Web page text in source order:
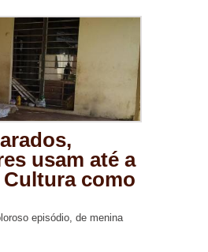
usam até a
Cultura como
episódio, de menina